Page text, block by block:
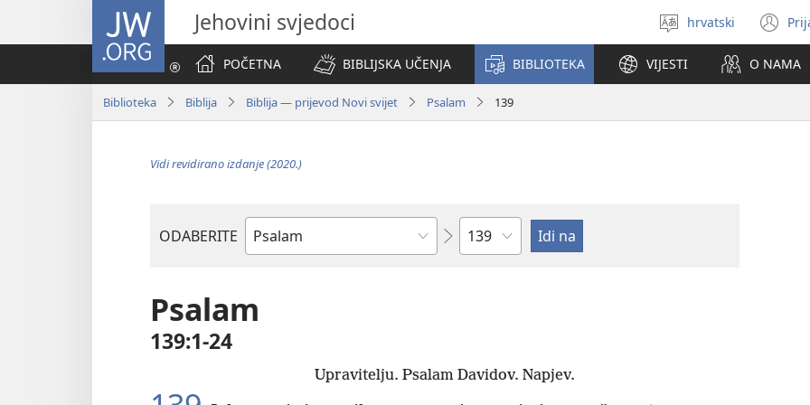
JW.ORG Jehovini svjedoci
Izaberi
jezik
hrvatski
se
novi
POČETNA
BIBLIJSKA UČENJA BIBLIOTEKA VIJESTI O NAMA
Biblioteka Biblija Biblija — prijevod Novi svijet Psalam 139
Vidi revidirano izdanje (2020.)
ODABERITE
Biblijska
Poglavlje
Psalam
139:1-24
Upravitelju. Psalam Davidov. Napjev.